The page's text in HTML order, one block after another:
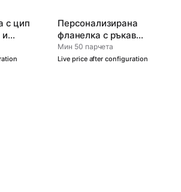
с цип
и
Персонализирана
фланелка с ръкав
ръглан за мъже -
Официална униформа
Мин 50 парчета
Live price after configuration